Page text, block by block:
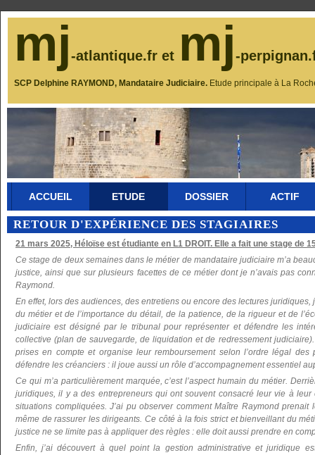
mj-atlantique.fr et mj-
SCP Delphine RAYMOND, Mandataire Judiciaire. Etude principale à La
ACCUEIL ETUDE DOSSIER ACTIF
RETOUR D'EXPÉRIENCE DES STAGIAIRES
21 mars 2025, Héloïse est étudiante en L1 DROIT. Elle a fait une stage de
Ce stage de deux semaines dans le métier de mandataire judiciaire m’a
justice, ainsi que sur plusieurs facettes de ce métier dont je n’avais pas
Raymond.
En effet, lors des audiences, des entretiens ou encore des lectures
du métier et de l’importance du détail, de la patience, de la rigueur et de
judiciaire est désigné par le tribunal pour représenter et défendre les
collective (plan de sauvegarde, de liquidation et de redressement
prises en compte et organise leur remboursement selon l’ordre légal
défendre les créanciers : il joue aussi un rôle d’accompagnement essentiel
Ce qui m’a particulièrement marquée, c’est l’aspect humain du métier.
juridiques, il y a des entrepreneurs qui ont souvent consacré leur vie à
situations compliquées. J’ai pu observer comment Maître Raymond prenait
même de rassurer les dirigeants. Ce côté à la fois strict et bienveillant du
justice ne se limite pas à appliquer des règles : elle doit aussi prendre en
Enfin, j’ai découvert à quel point la gestion administrative et juridique